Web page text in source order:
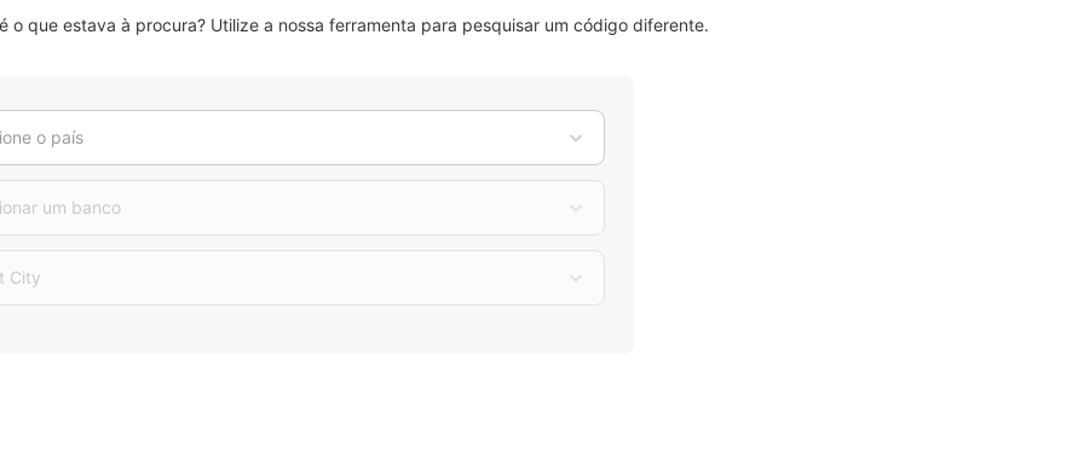
o que estava à procura? Utilize a nossa ferramenta para pesquisar um código diferente.
o país
um banco
City